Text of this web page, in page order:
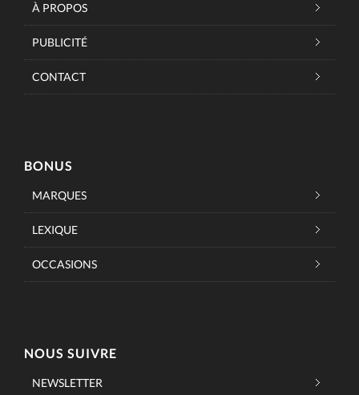
À PROPOS
PUBLICITÉ
CONTACT
BONUS
MARQUES
LEXIQUE
OCCASIONS
NOUS SUIVRE
NEWSLETTER